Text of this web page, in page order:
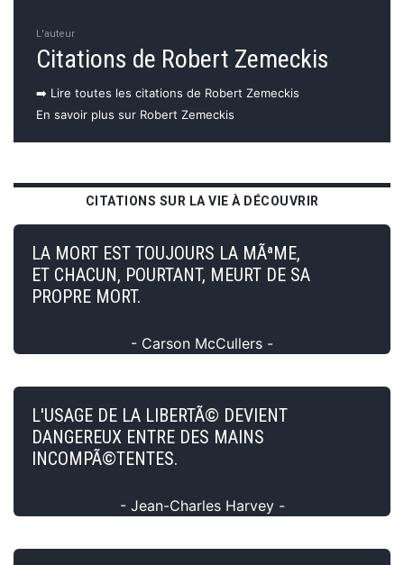
L'auteur
Citations de Robert Zemeckis
➡️ Lire toutes les citations de Robert Zemeckis
En savoir plus sur Robert Zemeckis
CITATIONS SUR LA VIE À DÉCOUVRIR
LA MORT EST TOUJOURS LA MÃªME,
ET CHACUN, POURTANT, MEURT DE SA
PROPRE MORT.
- Carson McCullers -
L'USAGE DE LA LIBERTÃ© DEVIENT
DANGEREUX ENTRE DES MAINS
INCOMPÃ©TENTES.
- Jean-Charles Harvey -